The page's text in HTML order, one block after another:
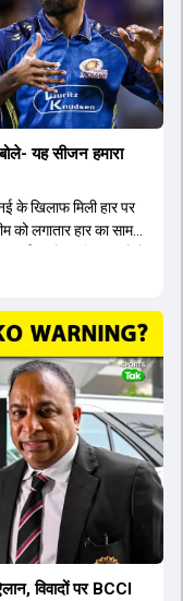
यह सीजन हमारा
के खिलाफ मिली हार पर
लगातार हार का सामना
की है जबकि सात मैचों
की टीम पहले बल्लेबाजी
शेष रहते हुए आसानी से
कप्तान ने स्वीकार किया
माना कि विपक्षी टीम
के साथ ही मुंबई की टीम
में काफी नीचे है।
विवादों पर BCCI